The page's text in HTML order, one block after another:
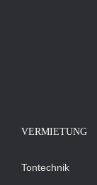
VERMIETUNG
Tontechnik